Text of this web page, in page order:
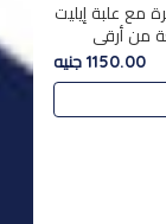
مع علبة إيليت
35 قطعة من أرقى
,معروضة
في..
1150.00 جنيه